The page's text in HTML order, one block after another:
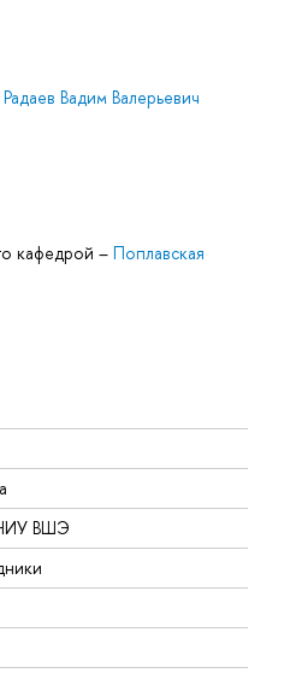
Радаев Вадим Валерьевич
кафедрой – Поплавская
НИУ ВШЭ